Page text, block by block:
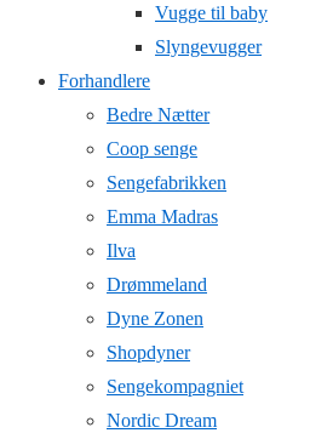
Vugge til baby
Slyngevugger
Forhandlere
Bedre Nætter
Coop senge
Sengefabrikken
Emma Madras
Ilva
Drømmeland
Dyne Zonen
Shopdyner
Sengekompagniet
Nordic Dream